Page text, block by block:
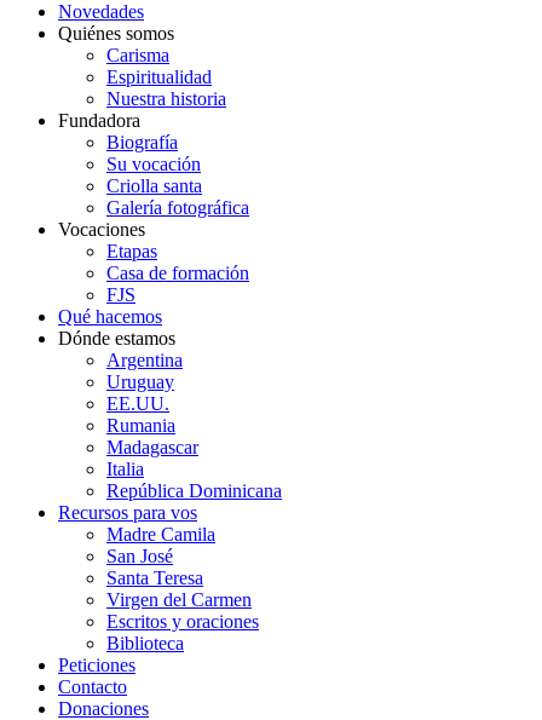
Novedades
Quiénes somos
Carisma
Espiritualidad
Nuestra historia
Fundadora
Biografía
Su vocación
Criolla santa
Galería fotográfica
Vocaciones
Etapas
Casa de formación
FJS
Qué hacemos
Dónde estamos
Argentina
Uruguay
EE.UU.
Rumania
Madagascar
Italia
República Dominicana
Recursos para vos
Madre Camila
San José
Santa Teresa
Virgen del Carmen
Escritos y oraciones
Biblioteca
Peticiones
Contacto
Donaciones